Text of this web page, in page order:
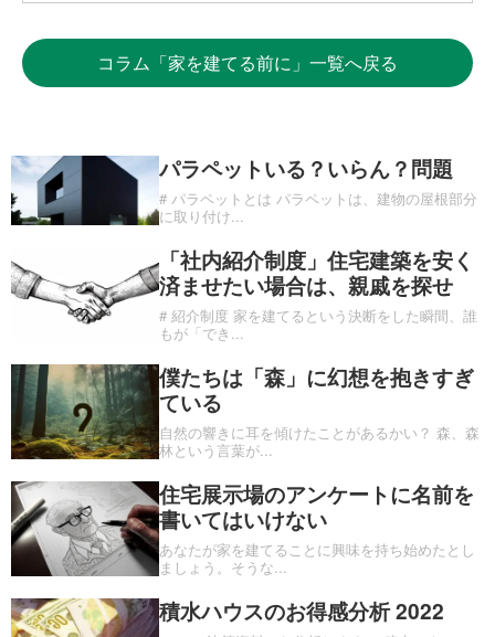
コラム「家を建てる前に」一覧へ戻る
パラペットいる？いらん？問題
# パラペットとは パラペットは、建物の屋根部分
に取り付け...
「社内紹介制度」住宅建築を安く
済ませたい場合は、親戚を探せ
# 紹介制度 家を建てるという決断をした瞬間、誰
もが「でき ...
僕たちは「森」に幻想を抱きすぎ
ている
自然の響きに耳を傾けたことがあるかい？ 森、森
林という言葉が...
住宅展示場のアンケートに名前を
書いてはいけない
あなたが家を建てることに興味を持ち始めたとし
ましょう。そうな...
積水ハウスのお得感分析 2022